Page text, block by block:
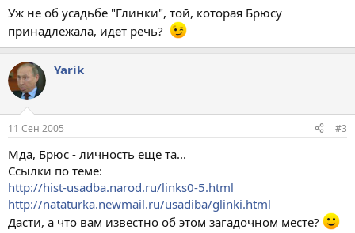
Уж не об усадьбе "Глинки", той, которая Брюсу
принадлежала, идет речь?
Yarik
11 Сен 2005 #3
Мда, Брюс - личность еще та...
Ссылки по теме:
http://hist-usadba.narod.ru/links0-5.html
http://nataturka.newmail.ru/usadiba/glinki.html
Дасти, а что вам известно об этом загадочном месте?